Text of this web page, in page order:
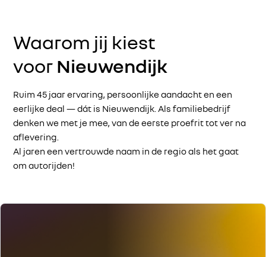
Waarom jij kiest
voor Nieuwendijk
Ruim 45 jaar ervaring, persoonlijke aandacht en een
eerlijke deal — dát is Nieuwendijk. Als familiebedrijf
denken we met je mee, van de eerste proefrit tot ver na
aflevering.
Al jaren een vertrouwde naam in de regio als het gaat
om autorijden!